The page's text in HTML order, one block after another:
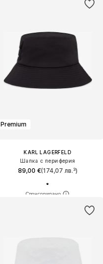
Premium
KARL LAGERFELD
Шапка с периферия
89,00 €(174,07 лв.³)